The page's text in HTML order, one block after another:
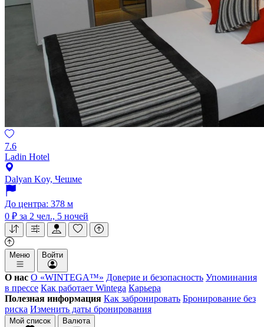
7.6
Ladin Hotel
Dalyan Koy, Чешме
До центра: 378 м
0 ₽ за 2 чел., 5 ночей
Меню Войти
О нас О «WINTEGA™» Доверие и безопасность Упоминания
в прессе Как работает Wintega Карьера
Полезная информация Как забронировать Бронирование без
риска Изменить даты бронирования
Мой список Валюта